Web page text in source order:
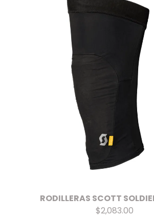
RODILLERAS SCOTT
$2,083.00